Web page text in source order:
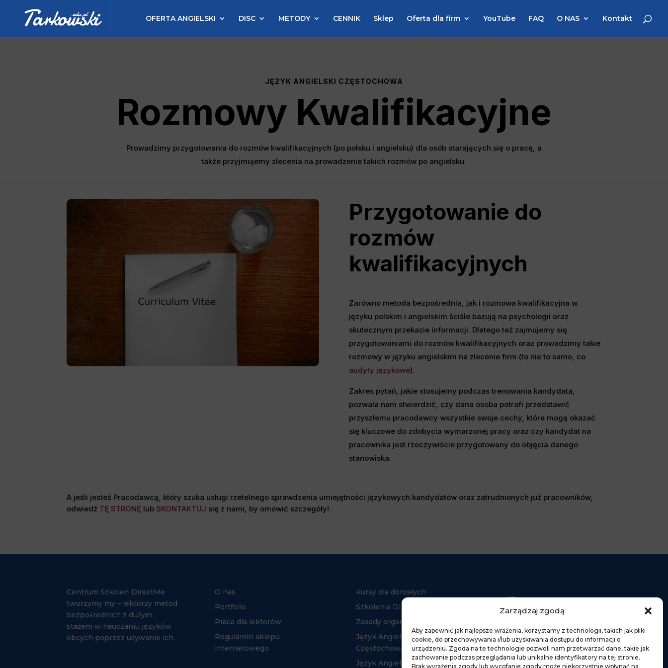
Zarządzaj zgodą
Aby zapewnić jak najlepsze wrażenia, korzystamy z technologii, takich jak pliki
cookie, do przechowywania i/lub uzyskiwania dostępu do informacji o
urządzeniu. Zgoda na te technologie pozwoli nam przetwarzać dane, takie jak
zachowanie podczas przeglądania lub unikalne identyfikatory na tej stronie.
Brak wyrażenia zgody lub wycofanie zgody może niekorzystnie wpłynąć na
OFERTA ANGIELSKI DISC METODY CENNIK Sklep Oferta dla firm YouTube FAQ O NAS Kontakt
JĘZYK ANGIELSKI CZĘSTOCHOWA
Rozmowy Kwalifikacyjne
Prowadzimy przygotowania do rozmów kwalifikacyjnych (po polsku i angielsku) dla osób starających się o pracę, a
także przyjmujemy zlecenia na prowadzenie takich rozmów po angielsku.
Przygotowanie do
rozmów
kwalifikacyjnych
Zarówno metoda bezpośrednia, jak i rozmowa kwalifikacyjna w
języku polskim i angielskim ściśle bazują na psychologii oraz
skutecznym przekazie informacji. Dlatego też zajmujemy się
przygotowaniami do rozmów kwalifikacyjnych oraz prowadzimy takie
rozmowy w języku angielskim na zlecenie firm (to nie to samo, co
audyty językowe).
Zakres pytań, jakie stosujemy podczas trenowania kandydata,
pozwala nam stwierdzić, czy dana osoba potrafi przedstawić
przyszłemu pracodawcy wszystkie swoje cechy, które mogą okazać
się kluczowe do zdobycia wymarzonej pracy oraz czy kandydat na
pracownika jest rzeczywiście przygotowany do objęcia danego
stanowiska.
A jeśli jesteś Pracodawcą, który szuka usługi rzetelnego sprawdzenia umiejętności językowych kandydatów oraz zatrudnionych już pracowników,
odwiedź TĘ STRONĘ lubSKONTAKTUJ się z nami, by omówić szczegóły!
Centrum Szkoleń DirectMe
tworzymy my – lektorzy metod
bezpośrednich z dużym
stażem w nauczaniu języków
obcych poprzez używanie ich.
O nas
Portfolio
Praca dla lektorów
Regulamin sklepu
internetowego
Kursy dla dorosłych
Szkolenia DISC
Zasady organizacji kursów
Język Angielski
Częstochowa
Język Angielski Myszków